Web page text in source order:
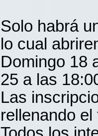
Solo habrá
lo cual
Domingo 18
25 a las
Las
rellenando